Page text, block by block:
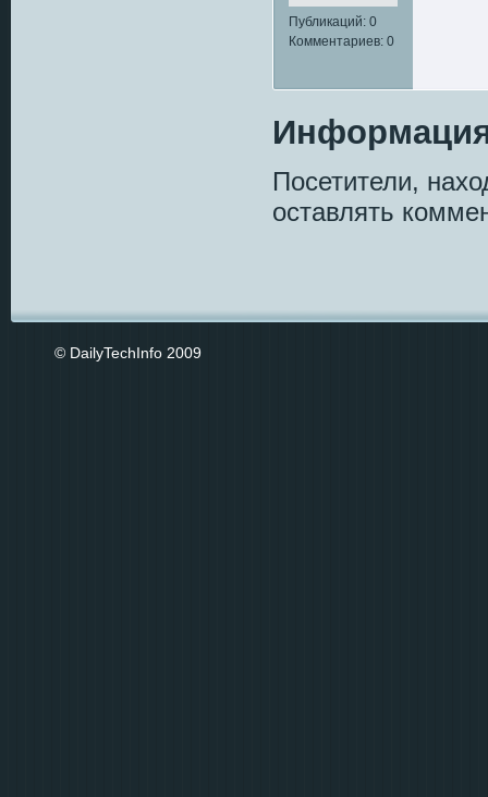
Публикаций: 0
Комментариев: 0
Посетители,
оставлять
© DailyTechInfo 2009